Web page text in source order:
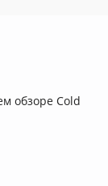
обзоре Cold